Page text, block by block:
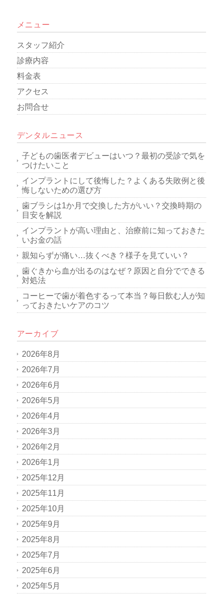
メニュー
スタッフ紹介
診療内容
料金表
アクセス
お問合せ
デンタルニュース
子どもの歯医者デビューはいつ？最初の受診で気を
つけたいこと
インプラントにして後悔した？よくある失敗例と後
悔しないための選び方
歯ブラシは1か月で交換した方がいい？交換時期の
目安を解説
インプラントが高い理由と、治療前に知っておきた
いお金の話
親知らずが痛い…抜くべき？様子を見ていい？
歯ぐきから血が出るのはなぜ？原因と自分でできる
対処法
コーヒーで歯が着色するって本当？毎日飲む人が知
っておきたいケアのコツ
アーカイブ
2026年8月
2026年7月
2026年6月
2026年5月
2026年4月
2026年3月
2026年2月
2026年1月
2025年12月
2025年11月
2025年10月
2025年9月
2025年8月
2025年7月
2025年6月
2025年5月